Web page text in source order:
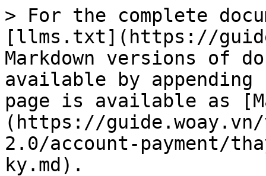
> For the complete
[llms.txt](https://
Markdown versions of
available by
page is available as
(https://
2.0/account-payment/
ky.md).